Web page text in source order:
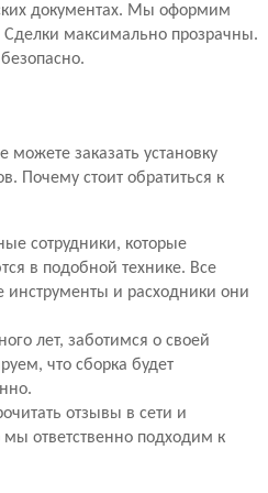
документах. Мы оформим
максимально прозрачны.
можете заказать установку
Почему стоит обратиться к
сотрудники, которые
в подобной технике. Все
и расходники они
лет, заботимся о своей
что сборка будет
отзывы в сети и
мы ответственно подходим к